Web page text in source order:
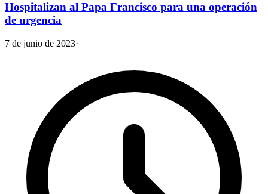
Hospitalizan al Papa Francisco para una operación
de urgencia
7 de junio de 2023·